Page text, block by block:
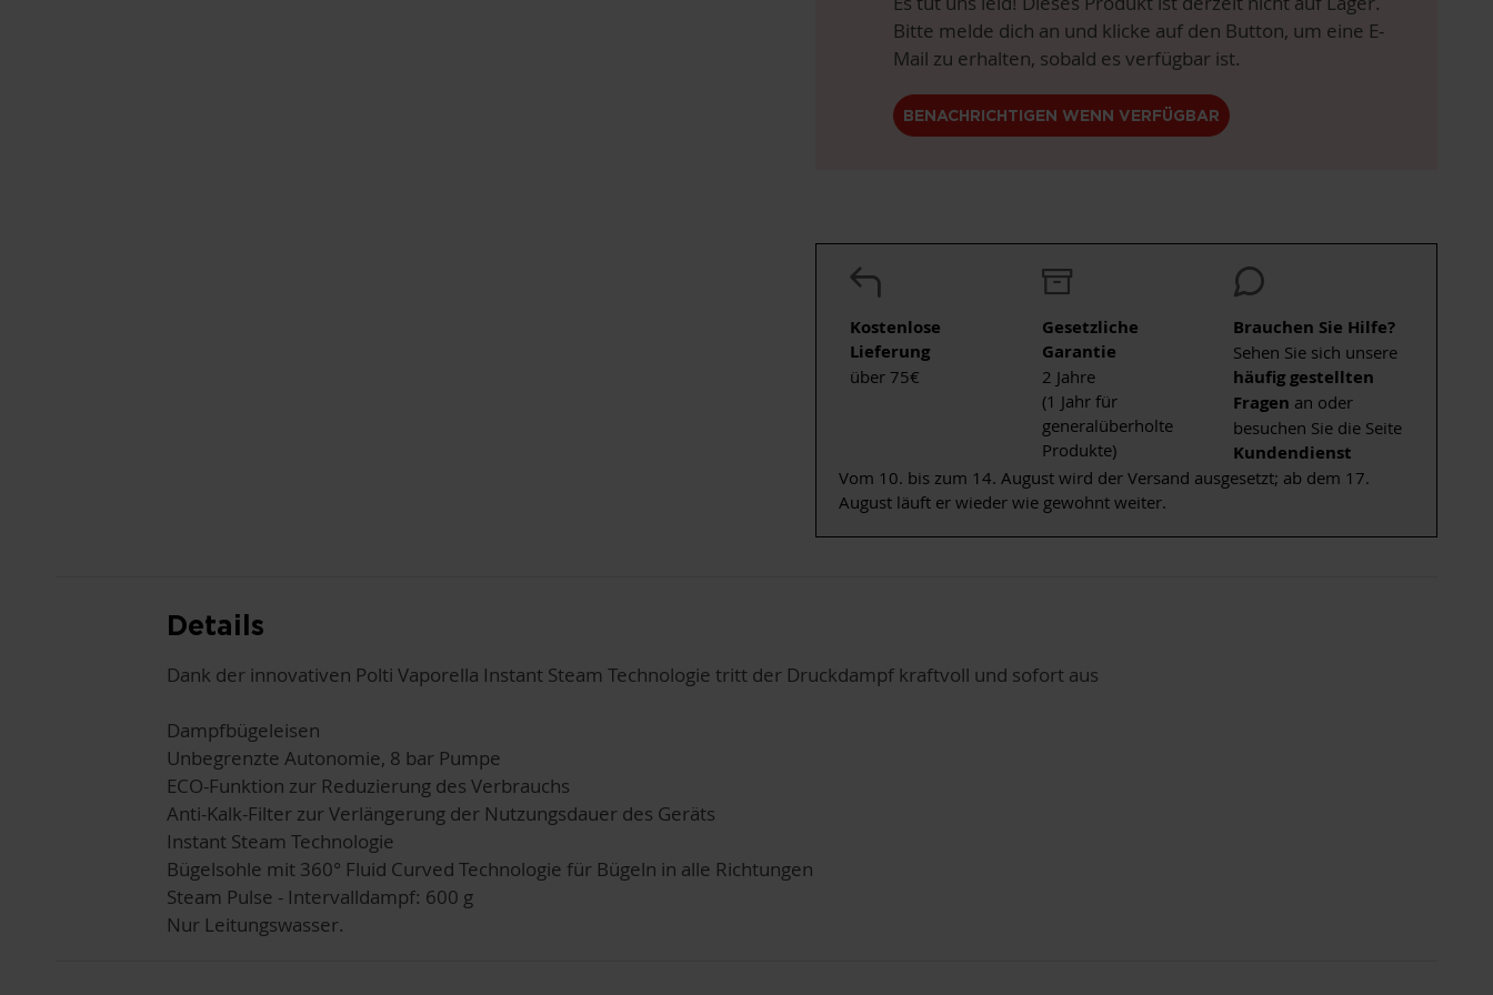
Bitte melde dich an und klicke auf den Button, um eine E-
Mail zu erhalten, sobald es verfügbar ist.
BENACHRICHTIGEN WENN VERFÜGBAR
Kostenlose
Lieferung
über 75€
Gesetzliche
Garantie
2 Jahre
(1 Jahr für
generalüberholte
Produkte)
Brauchen Sie Hilfe?
Sehen Sie sich unsere
häufig gestellten
Fragen an oder
besuchen Sie die Seite
Kundendienst
Vom 10. bis zum 14. August wird der Versand ausgesetzt; ab dem 17.
August läuft er wieder wie gewohnt weiter.
Details
Dank der innovativen Polti Vaporella Instant Steam Technologie tritt der Druckdampf kraftvoll und sofort aus
Dampfbügeleisen
Unbegrenzte Autonomie, 8 bar Pumpe
ECO-Funktion zur Reduzierung des Verbrauchs
Anti-Kalk-Filter zur Verlängerung der Nutzungsdauer des Geräts
Instant Steam Technologie
Bügelsohle mit 360° Fluid Curved Technologie für Bügeln in alle Richtungen
Steam Pulse - Intervalldampf: 600 g
Nur Leitungswasser.